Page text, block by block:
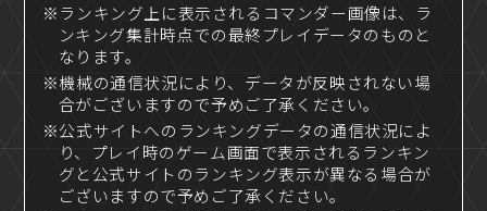
※ランキング上に表示されるコマンダー画像は、ラ
ンキング集計時点での最終プレイデータのものと
なります。
※機械の通信状況により、データが反映されない場
合がございますので予めご了承ください。
※公式サイトへのランキングデータの通信状況によ
り、プレイ時のゲーム画面で表示されるランキン
グと公式サイトのランキング表示が異なる場合が
ございますので予めご了承ください。